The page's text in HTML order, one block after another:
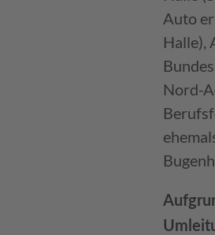
Auto
Halle),
Nord-